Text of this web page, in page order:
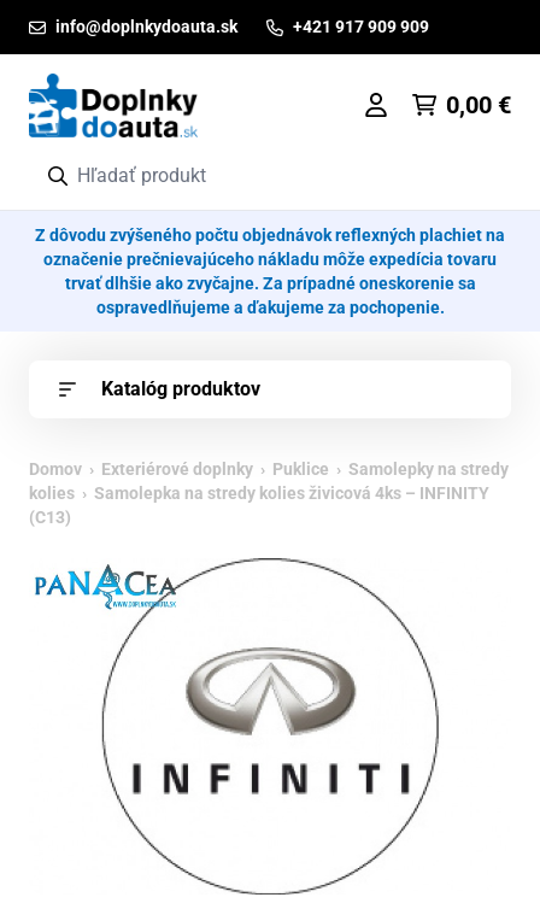
info@doplnkydoauta.sk +421 917 909 909
0,00 €
Z dôvodu zvýšeného počtu objednávok reflexných plachiet na
označenie prečnievajúceho nákladu môže expedícia tovaru
trvať dlhšie ako zvyčajne. Za prípadné oneskorenie sa
ospravedlňujeme a ďakujeme za pochopenie.
Katalóg produktov
Domov › Exteriérové doplnky › Puklice › Samolepky na stredy
kolies › Samolepka na stredy kolies živicová 4ks – INFINITY
(C13)